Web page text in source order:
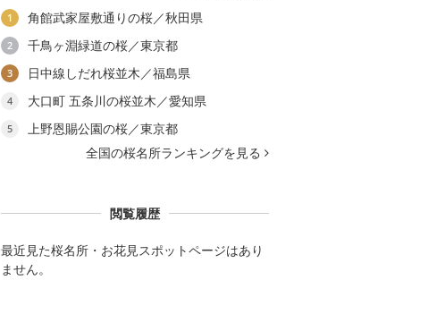
1 角館武家屋敷通りの桜／秋田県
2 千鳥ヶ淵緑道の桜／東京都
3 日中線しだれ桜並木／福島県
4 大口町 五条川の桜並木／愛知県
5
上野恩賜公園の桜／東京都
全国の桜名所ランキングを見る
閲覧履歴
最近見た桜名所・お花見スポットページはあり
ません。